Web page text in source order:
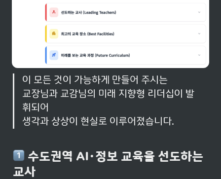
이 모든 것이 가능하게 만들어 주시는
교장님과 교감님의 미래 지향형 리더십이 발
휘되어
생각과 상상이 현실로 이루어졌습니다.
수도권역 AI・정보 교육을 선도하는
교사